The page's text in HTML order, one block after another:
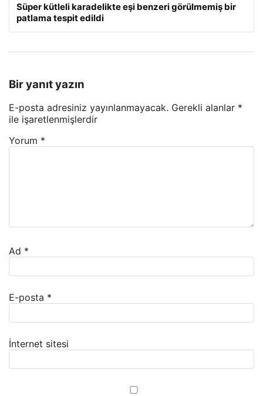
Süper kütleli karadelikte eşi benzeri görülmemiş bir
patlama tespit edildi
Bir yanıt yazın
E-posta adresiniz yayınlanmayacak. Gerekli alanlar *
ile işaretlenmişlerdir
Yorum *
Ad *
E-posta *
İnternet sitesi